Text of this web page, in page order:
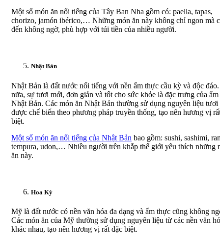
Một số món ăn nổi tiếng của Tây Ban Nha gồm có: paella, tapas,
chorizo, jamón ibérico,… Những món ăn này không chỉ ngon mà
đến không ngờ, phù hợp với túi tiền của nhiều người.
Nhật Bản
Nhật Bản là đất nước nổi tiếng với nền ẩm thực cầu kỳ và độc
nữa, sự tươi mới, đơn giản và tốt cho sức khỏe là đặc trưng của
Nhật Bản. Các món ăn Nhật Bản thường sử dụng nguyên liệu tươi
được chế biến theo phương pháp truyền thống, tạo nên hương vị
biệt.
Một số món ăn nổi tiếng của Nhật Bản bao gồm: sushi, sashimi,
tempura, udon,… Nhiều người trên khắp thế giới yêu thích những
ăn này.
Hoa Kỳ
Mỹ là đất nước có nền văn hóa đa dạng và ẩm thực cũng không
Các món ăn của Mỹ thường sử dụng nguyên liệu từ các nền văn
khác nhau, tạo nên hương vị rất đặc biệt.